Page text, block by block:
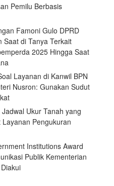
Pemilu Berbasis
Famoni Gulo DPRD
Saat di Tanya Terkait
2025 Hingga Saat
Layanan di Kanwil BPN
Nusron: Gunakan Sudut
Ukur Tanah yang
Pengukuran
Institutions Award
Publik Kementerian